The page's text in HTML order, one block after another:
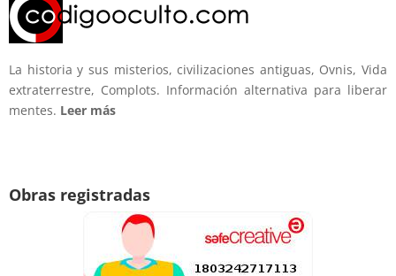
La historia y sus misterios, civilizaciones antiguas, Ovnis, Vida
extraterrestre, Complots. Información alternativa para liberar
mentes. Leer más
Obras registradas